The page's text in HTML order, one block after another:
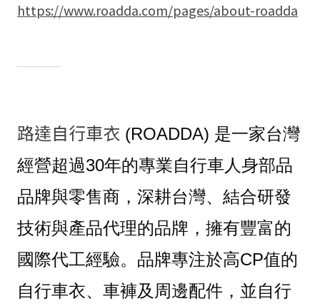
https://www.roadda.com/pages/about-roadda
路達自行車衣 (ROADDA) 是一家台灣
經營超過30年的專業自行車人身部品
品牌與零售商， 深耕台灣、結合研發
技術與產品代理的品牌， 擁有豐富的
國際代工經驗。品牌專注於高CP值的
自行車衣、車褲及周邊配件， 並自行